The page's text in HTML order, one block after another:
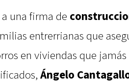
una firma de
entrerrianas que
en viviendas que
Ángelo